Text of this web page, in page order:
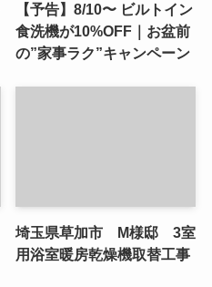
【予告】8/10〜 ビルトイン
食洗機が10%OFF｜お盆前
の”家事ラク”キャンペーン
埼玉県草加市 M様邸 3室
用浴室暖房乾燥機取替工事